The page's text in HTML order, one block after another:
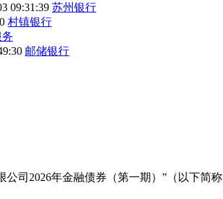
09:31:39 苏州银行
村镇银行
邮储银行
司2026年金融债券（第一期）”（以下简